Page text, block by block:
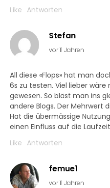
Like Antworten
Stefan
vor 11 Jahren
All diese «Flops» hat man
6s zu testen. Viel lieber
gewesen. So bläst man ins
andere Blogs. Der Mehrwert
Hat die übermässige
einen Einfluss auf die
Like Antworten
femue1
vor 11 Jahren